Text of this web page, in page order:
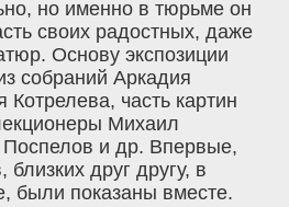
но именно в тюрьме он
своих радостных, даже
Основу экспозиции
собраний Аркадия
часть картин
Михаил
и др. Впервые,
друг другу, в
были показаны вместе.